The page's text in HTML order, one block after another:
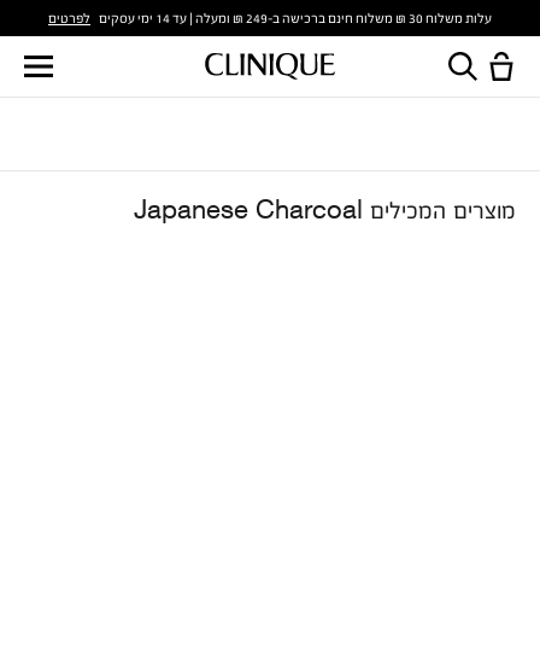
עלות משלוח 30 ₪ משלוח חינם ברכישה ב-249 ₪ ומעלה | עד 14 ימי עסקים לפרטים
מוצרים המכילים Japanese Charcoal